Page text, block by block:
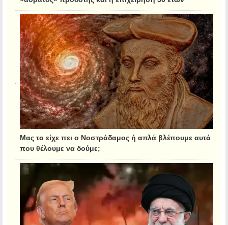
Μας τα είχε πει ο Νοστράδαμος ή απλά βλέπουμε αυτά
που θέλουμε να δούμε;